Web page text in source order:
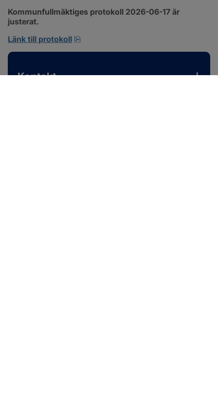
Kommunfullmäktiges protokoll 2026-06-17 är
justerat.
Länk till protokoll
Kontakt